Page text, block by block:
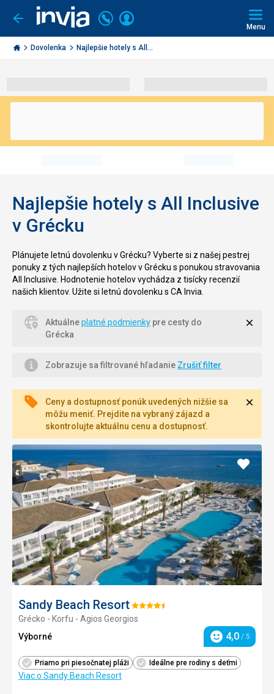
Ísť
späť
Invia.sk
Volajte
+421
2
3221
Prihlásiť
Menu
Dovolenka Najlepšie hotely s All...
Najlepšie hotely s All Inclusive
v Grécku
Plánujete letnú dovolenku v Grécku? Vyberte si z našej pestrej
ponuky z tých najlepších hotelov v Grécku s ponukou stravovania
All Inclusive. Hodnotenie hotelov vychádza z tisícky recenzií
našich klientov. Užite si letnú dovolenku s CA Invia.
Aktuálneplatné podmienky pre cesty do
Grécka
Zobrazuje sa filtrované hľadanie Zrušiť filter
Ceny a dostupnosť ponúk uvedených nižšie sa
môžu meniť. Prejdite na vybraný zájazd a
skontrolujte aktuálnu cenu a dostupnosť.
Sandy Beach ResortHodnotenie:
4.5/5
Grécko - Korfu - Agios Georgios
Výborné
Hodnotenie
4,0 / 5
Priamo pri piesočnatej pláži Ideálne pre rodiny s deťmi
Viac o Sandy Beach Resort
Pridať